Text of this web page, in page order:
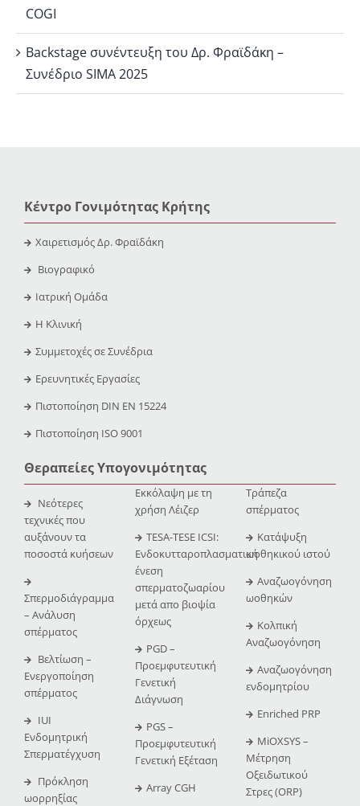
COGI
Backstage συνέντευξη του Δρ. Φραϊδάκη –
Συνέδριο SIMA 2025
Κέντρο Γονιμότητας Κρήτης
Χαιρετισμός Δρ. Φραϊδάκη
Βιογραφικό
Ιατρική Ομάδα
Η Κλινική
Συμμετοχές σε Συνέδρια
Ερευνητικές Εργασίες
Πιστοποίηση DIN EN 15224
Πιστοποίηση ISO 9001
Θεραπείες Υπογονιμότητας
Νεότερες
τεχνικές που
αυξάνουν τα
ποσοστά κυήσεων
Σπερμοδιάγραμμα
– Ανάλυση
σπέρματος
Βελτίωση –
Ενεργοποίηση
σπέρματος
IUI
Ενδομητρική
Σπερματέγχυση
Πρόκληση
ωορρηξίας
Εκκόλαψη με τη
χρήση Λέιζερ
TESA-TESE ICSI:
Ενδοκυτταροπλασματική
ένεση
σπερματοζωαρίου
μετά απο βιοψία
όρχεως
PGD –
Προεμφυτευτική
Γενετική
Διάγνωση
PGS –
Προεμφυτευτική
Γενετική Εξέταση
Array CGH
Τράπεζα
σπέρματος
Κατάψυξη
ωοθηκικού ιστού
Αναζωογόνηση
ωοθηκών
Κολπική
Αναζωογόνηση
Αναζωογόνηση
ενδομητρίου
Enriched PRP
MiOXSYS –
Μέτρηση
Οξειδωτικού
Στρες (ORP)